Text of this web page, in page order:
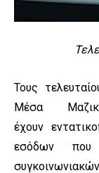
Τους
Μέσα
έχουν
εσόδων που